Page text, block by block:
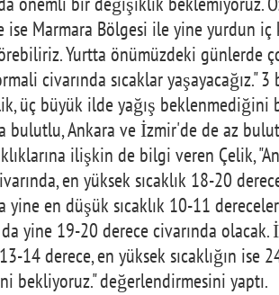
ise Marmara Bölgesi ile yine yurdun iç
Yurtta önümüzdeki günlerde
civarında sıcaklar yaşayacağız."
üç büyük ilde yağış beklenmediğini
bulutlu, Ankara ve İzmir'de de az
ilişkin de bilgi veren Çelik,
en yüksek sıcaklık 18-20
en düşük sıcaklık 10-11
da yine 19-20 derece civarında
14 derece, en yüksek sıcaklığın ise
bekliyoruz." değerlendirmesini yaptı.